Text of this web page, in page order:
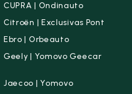
CUPRA | Ondinauto
Citroën | Exclusivas Pont
Ebro | Orbeauto
Geely | Yomovo Geecar
Jaecoo | Yomovo